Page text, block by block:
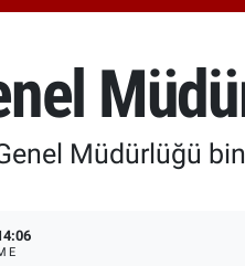
Müdürlüğü